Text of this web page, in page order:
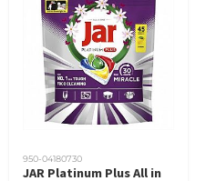
950-04180730
JAR Platinum Plus All in